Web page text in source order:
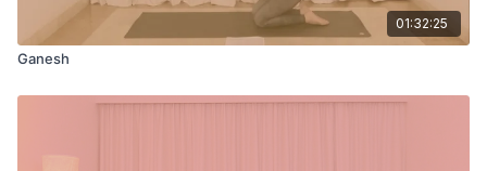
01:32:25
Ganesh